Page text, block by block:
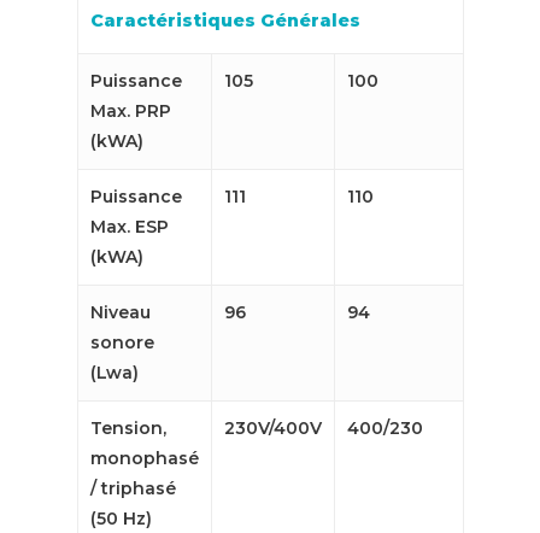
Caractéristiques Générales
Puissance
Max. PRP
(kWA)
105 100
Puissance
Max. ESP
(kWA)
111 110
Niveau
sonore
(Lwa)
96 94
Tension,
monophasé
/ triphasé
(50 Hz)
230V/400V 400/230